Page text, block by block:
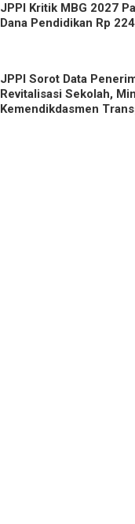
JPPI Kritik MBG 2027
Dana Pendidikan Rp
JPPI Sorot Data
Revitalisasi Sekolah,
Kemendikdasmen